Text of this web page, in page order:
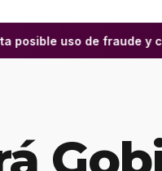
uso de fraude y